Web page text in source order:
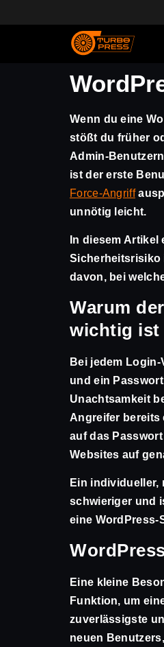
Wenn du eine
stößt du früher
Admin-
ist der erste
Force-Angriff
unnötig leicht.
In diesem
Sicherheitsrisiko
davon, bei
Warum
wichtig ist
Bei jedem
und ein
Unachtsamkeit
Angreifer bereits
auf das
Websites auf
Ein individueller,
schwieriger und
eine WordPress-
Eine kleine
Funktion, um
zuverlässigste
neuen